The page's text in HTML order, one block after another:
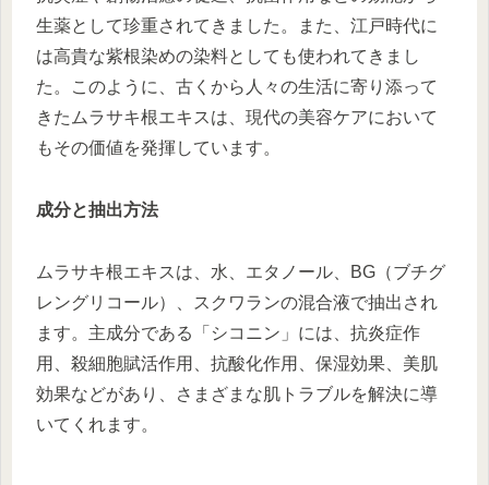
生薬として珍重されてきました。また、江戸時代に
は高貴な紫根染めの染料としても使われてきまし
た。このように、古くから人々の生活に寄り添って
きたムラサキ根エキスは、現代の美容ケアにおいて
もその価値を発揮しています。
成分と抽出方法
ムラサキ根エキスは、水、エタノール、BG（ブチグ
レングリコール）、スクワランの混合液で抽出され
ます。主成分である「シコニン」には、抗炎症作
用、殺細胞賦活作用、抗酸化作用、保湿効果、美肌
効果などがあり、さまざまな肌トラブルを解決に導
いてくれます。